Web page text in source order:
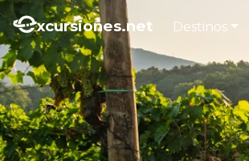
xcursiones.net Destinos